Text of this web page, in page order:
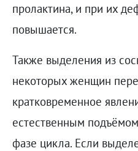
пролактина, и при их
повышается.
Также выделения из
некоторых женщин
кратковременное
естественным
фазе цикла. Если